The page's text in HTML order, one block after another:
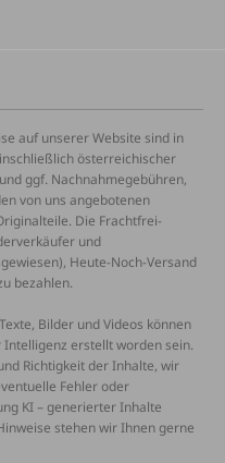
auf unserer Website sind in
österreichischer
ggf. Nachnahmegebühren,
von uns angebotenen
Die Frachtfrei-
und
Heute-Noch-Versand
bezahlen.
Bilder und Videos können
erstellt worden sein.
Richtigkeit der Inhalte, wir
Fehler oder
KI – generierter Inhalte
stehen wir Ihnen gerne